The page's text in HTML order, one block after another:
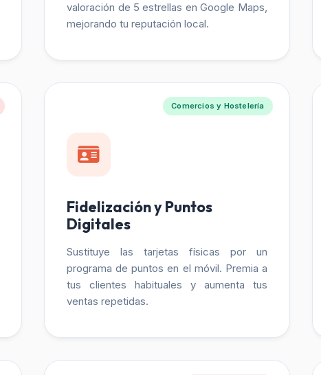
valoración de 5 estrellas en Google Maps,
mejorando tu reputación local.
Comercios y Hostelería
Fidelización y Puntos
Digitales
Sustituye las tarjetas físicas por un
programa de puntos en el móvil. Premia a
tus clientes habituales y aumenta tus
ventas repetidas.